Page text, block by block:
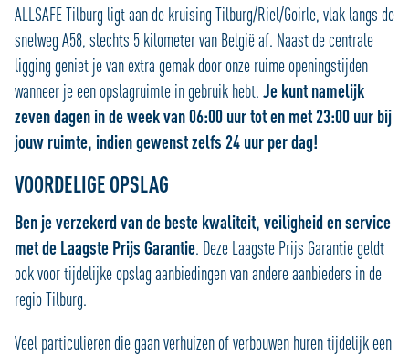
ALLSAFE Tilburg ligt aan de kruising Tilburg/Riel/Goirle, vlak langs de
snelweg A58, slechts 5 kilometer van België af. Naast de centrale
ligging geniet je van extra gemak door onze ruime openingstijden
wanneer je een opslagruimte in gebruik hebt. Je kunt namelijk
zeven dagen in de week van 06:00 uur tot en met 23:00 uur bij
jouw ruimte, indien gewenst zelfs 24 uur per dag!
VOORDELIGE OPSLAG
Ben je verzekerd van de beste kwaliteit, veiligheid en service
met de Laagste Prijs Garantie. Deze Laagste Prijs Garantie geldt
ook voor tijdelijke opslag aanbiedingen van andere aanbieders in de
regio Tilburg.
Veel particulieren die gaan verhuizen of verbouwen huren tijdelijk een